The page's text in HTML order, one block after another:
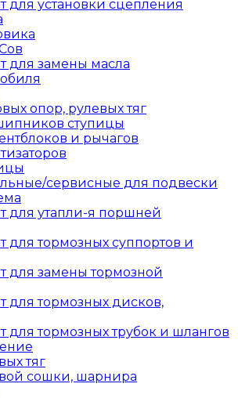
для установки сцепления
для замены масла
опор, рулевых тяг
ступицы
и рычагов
сервисные для подвески
для утапли-я поршней
для тормозных суппортов и
для замены тормозной
для тормозных дисков,
для тормозных трубок и шлангов
тяг
сошки, шарнира